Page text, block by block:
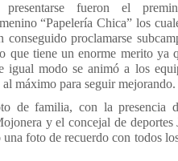
fueron el
“Papelería Chica” los
proclamarse
que tiene un enorme merito ya
igual modo se animó a los
máximo para seguir mejorando.
de familia, con la presencia
y el concejal de deportes
foto de recuerdo con todos